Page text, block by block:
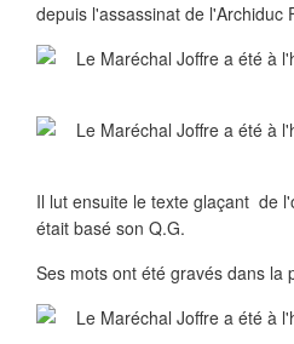
depuis l'assassinat de
Il lut ensuite le texte glaçant de
était basé son Q.G.
Ses mots ont été gravés dans la